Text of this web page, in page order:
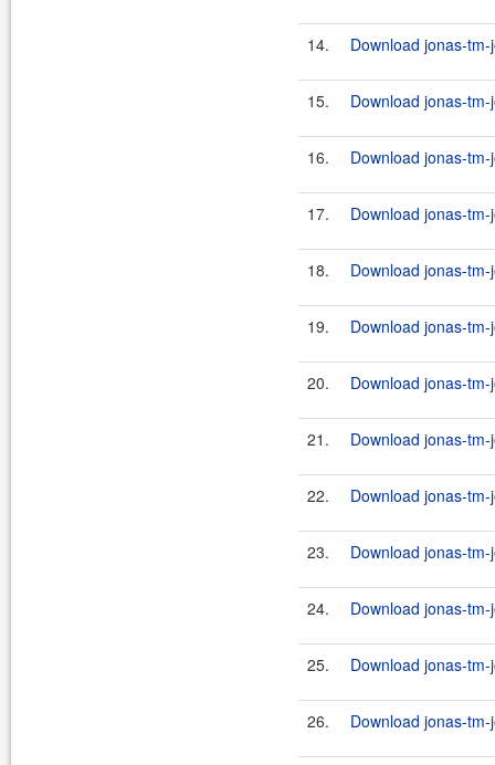
14. Download jonas-
15. Download jonas-
16. Download jonas-
17. Download jonas-
18. Download jonas-
19. Download jonas-
20. Download jonas-
21. Download jonas-
22. Download jonas-
23. Download jonas-
24. Download jonas-
25. Download jonas-
26. Download jonas-